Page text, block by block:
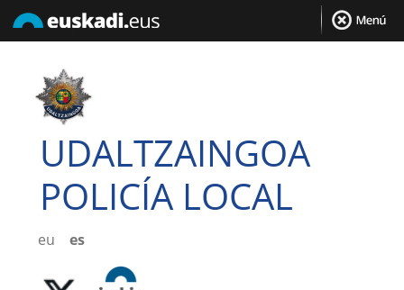
UDALTZAINGOA
POLICÍA LOCAL
eu es